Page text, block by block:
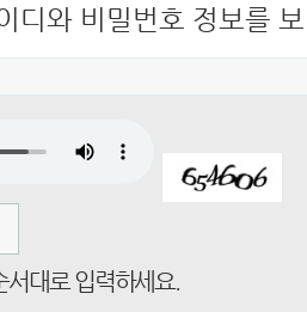
디와 비밀번호 정보를
대로 입력하세요.